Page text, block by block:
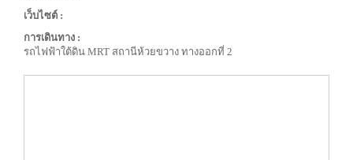
เว็บไซต์ :
การเดินทาง :
รถไฟฟ้าใต้ดิน MRT สถานีห้วยขวาง ทางออกที่ 2